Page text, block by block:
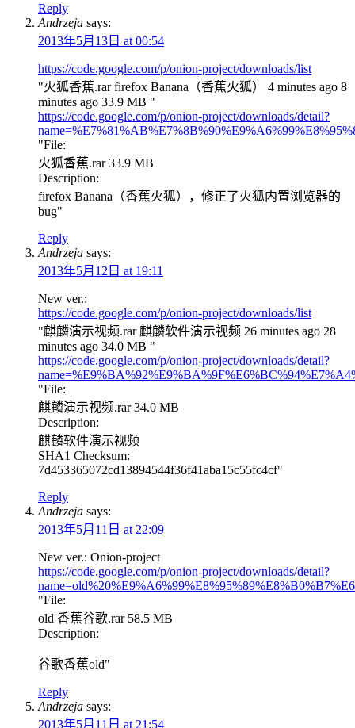
Reply
Andrzeja says:
2013年5月13日 at 00:54
https://code.google.com/p/onion-project/downloads/list
"火狐香蕉.rar firefox Banana（香蕉火狐） 4 minutes ago 8
minutes ago 33.9 MB "
https://code.google.com/p/onion-project/downloads/detail?
"File:
火狐香蕉.rar 33.9 MB
Description:
firefox Banana（香蕉火狐），修正了火狐内置浏览器的
bug"
Reply
Andrzeja says:
2013年5月12日 at 19:11
New ver.:
https://code.google.com/p/onion-project/downloads/list
"麒麟演示视频.rar 麒麟软件演示视频 26 minutes ago 28
minutes ago 34.0 MB "
https://code.google.com/p/onion-project/downloads/detail?
"File:
麒麟演示视频.rar 34.0 MB
Description:
麒麟软件演示视频
SHA1 Checksum:
7d453365072cd13894544f36f41aba15c55fc4cf"
Reply
Andrzeja says:
2013年5月11日 at 22:09
New ver.: Onion-project
https://code.google.com/p/onion-project/downloads/detail?
"File:
old 香蕉谷歌.rar 58.5 MB
Description:
谷歌香蕉old"
Reply
Andrzeja says:
2013年5月11日 at 21:54